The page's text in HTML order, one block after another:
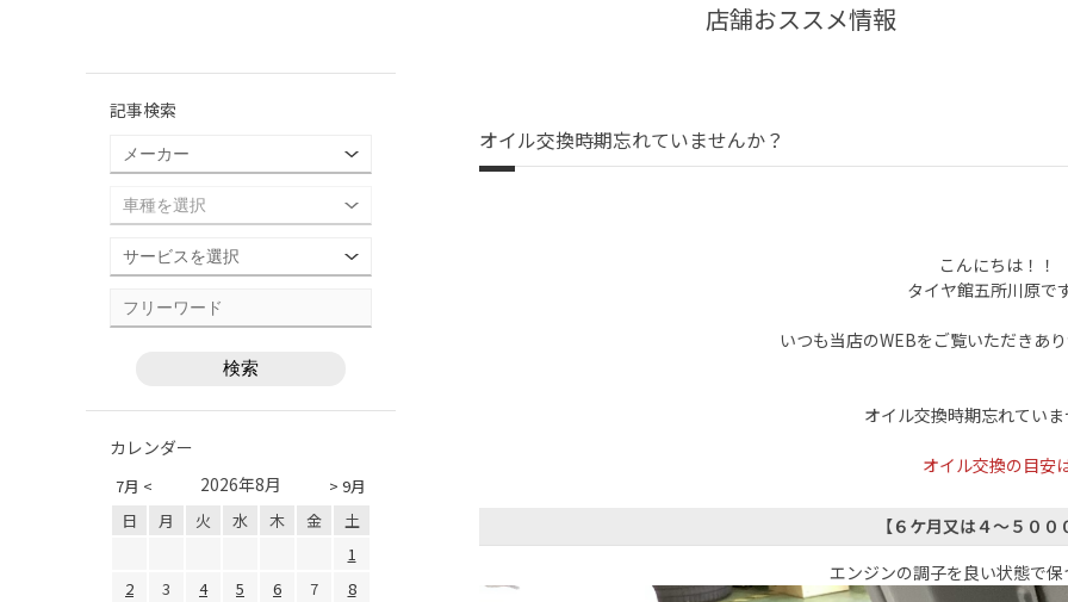
店舗おススメ情報
オイル交換時期忘れていませんか？
こんにちは！！
タイヤ館五所川原で
いつも当店のWEBをご覧いただきあ
オイル交換時期忘れてい
オイル交換の目安
【６ケ月又は４～５０
エンジンの調子を良い状態で
記事検索
カレンダー
7月 < > 9月
2026年8月
日 月 火 水 木 金
土
1
2
3 4 5 6 7
8